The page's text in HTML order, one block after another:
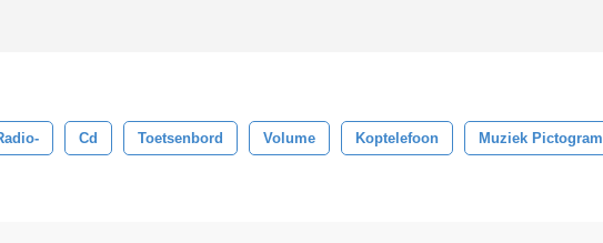
Cd Toetsenbord Volume Koptelefoon Muziek Pictogram